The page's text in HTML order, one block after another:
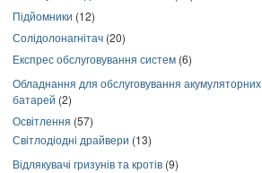
Підйомники (12)
Солідолонагнітач (20)
Експрес обслуговування систем (6)
Обладнання для обслуговування акумуляторних
батарей (2)
Освітлення (57)
Світлодіодні драйвери (13)
Відлякувачі гризунів та кротів (9)